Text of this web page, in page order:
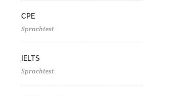
CPE
Sprachtest
IELTS
Sprachtest